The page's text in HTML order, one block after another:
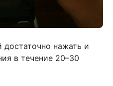
нажать и
в течение 20–30